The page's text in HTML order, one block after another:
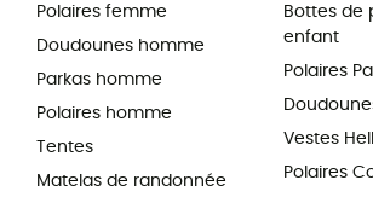
Polaires femme
Doudounes homme
Parkas homme
Polaires homme
Tentes
Matelas de randonnée
Bottes de
enfant
Polaires
Vestes
Polaires